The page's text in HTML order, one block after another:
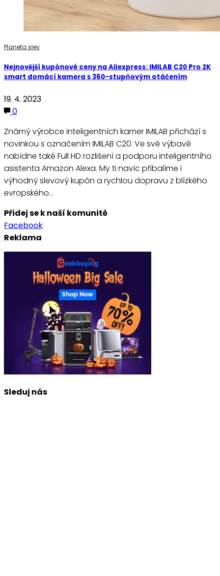
Planeta slev
Nejnovější kupónové ceny na Aliexpress: IMILAB C20 Pro 2K
smart domácí kamera s 360-stupňovým otáčením
19. 4. 2023
0
Známý výrobce inteligentních kamer IMILAB přichází s
novinkou s označením IMILAB C20. Ve své výbavě
nabídne také Full HD rozlišení a podporu inteligentního
asistenta Amazon Alexa. My ti navíc přibalíme i
výhodný slevový kupón a rychlou dopravu z blízkého
evropského…
Přidej se k naší komunitě
Facebook
Reklama
Sleduj nás